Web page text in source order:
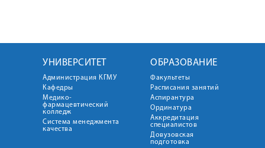
УНИВЕРСИТЕТ
Администрация КГМУ
Кафедры
Медико-
фармацевтический
колледж
Система менеджмента
качества
ОБРАЗОВАНИЕ
Факультеты
Расписания занятий
Аспирантура
Ординатура
Аккредитация
специалистов
Довузовская
подготовка